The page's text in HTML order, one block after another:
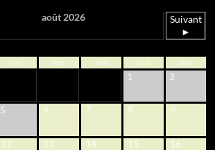
août 2026
Suivant
►
mer jeu ven sam dim
1 2
5 6 7 8 9
12 13 14 15 16